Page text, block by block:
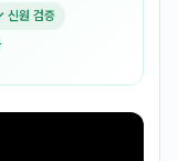
신원 검증